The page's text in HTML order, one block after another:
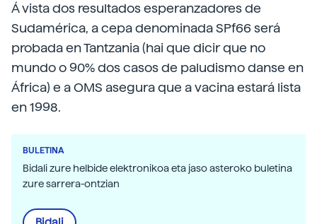
Á vista dos resultados esperanzadores de
Sudamérica, a cepa denominada SPf66 será
probada en Tantzania (hai que dicir que no
mundo o 90% dos casos de paludismo danse en
África) e a OMS asegura que a vacina estará lista
en 1998.
BULETINA
Bidali zure helbide elektronikoa eta jaso asteroko buletina
zure sarrera-ontzian